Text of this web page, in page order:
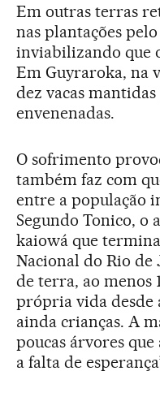
Em outras terras
nas plantações
inviabilizando que
Em Guyraroka, na
dez vacas
envenenadas.
O sofrimento
também faz com
entre a população
Segundo Tonico, o
kaiowá que
Nacional do Rio de
de terra, ao menos
própria vida desde
ainda crianças. A
poucas árvores
a falta de